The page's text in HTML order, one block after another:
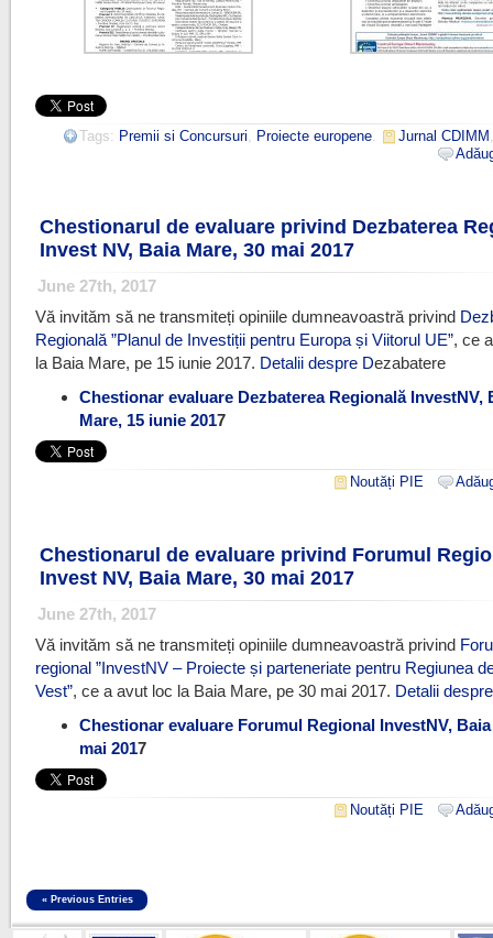
Tags: Premii si Concursuri, Proiecte europene. Jurnal CDIMM
Chestionarul de evaluare privind Dezbaterea
Invest NV, Baia Mare, 30 mai 2017
June 27th, 2017
Vă invităm să ne transmiteți opiniile dumneavoastră privind
Regională ”Planul de Investiții pentru Europa și Viitorul UE”, ce
la Baia Mare, pe 15 iunie 2017. Detalii despre Dezabatere
Chestionar evaluare Dezbaterea Regională InvestNV,
Mare, 15 iunie 2017
Noutăți PIE
Chestionarul de evaluare privind Forumul
Invest NV, Baia Mare, 30 mai 2017
June 27th, 2017
Vă invităm să ne transmiteți opiniile dumneavoastră privind
regional ”InvestNV – Proiecte și parteneriate pentru Regiunea
Vest”, ce a avut loc la Baia Mare, pe 30 mai 2017. Detalii
Chestionar evaluare Forumul Regional InvestNV,
mai 2017
Noutăți PIE
« Previous Entries